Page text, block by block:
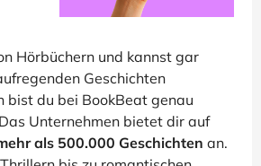
Hörbüchern und kannst gar
Geschichten
bist du bei BookBeat genau
Unternehmen bietet dir auf
als 500.000 Geschichten an.